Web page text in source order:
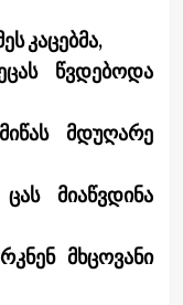
კაცებმა,
წვდებოდა
მდუღარე
მიაწვდინა
მხცოვანი